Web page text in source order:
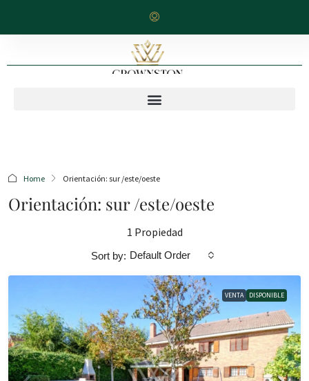
Home Orientación: sur /este/oeste
Orientación: sur /este/oeste
1 Propiedad
Sort by: Default Order
VENTA DISPONIBLE